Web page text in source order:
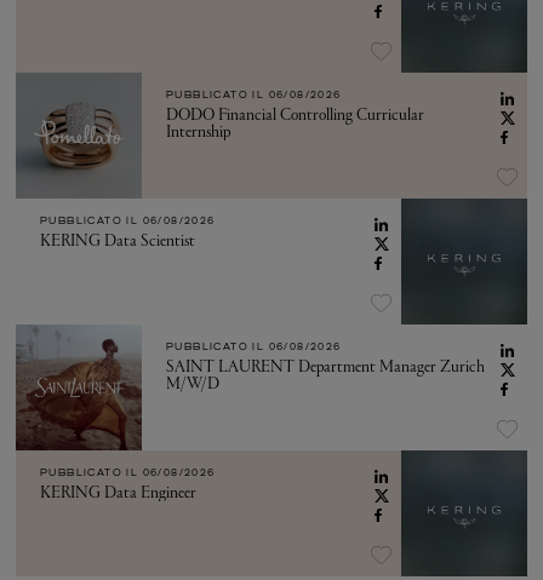
PUBBLICATO IL 06/08/2026
DODO Financial Controlling Curricular
Internship
PUBBLICATO IL 06/08/2026
KERING Data Scientist
PUBBLICATO IL 06/08/2026
SAINT LAURENT Department Manager Zurich
M/W/D
PUBBLICATO IL 06/08/2026
KERING Data Engineer